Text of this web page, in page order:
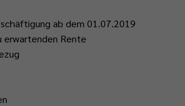
ab dem 01.07.2019
erwartenden Rente